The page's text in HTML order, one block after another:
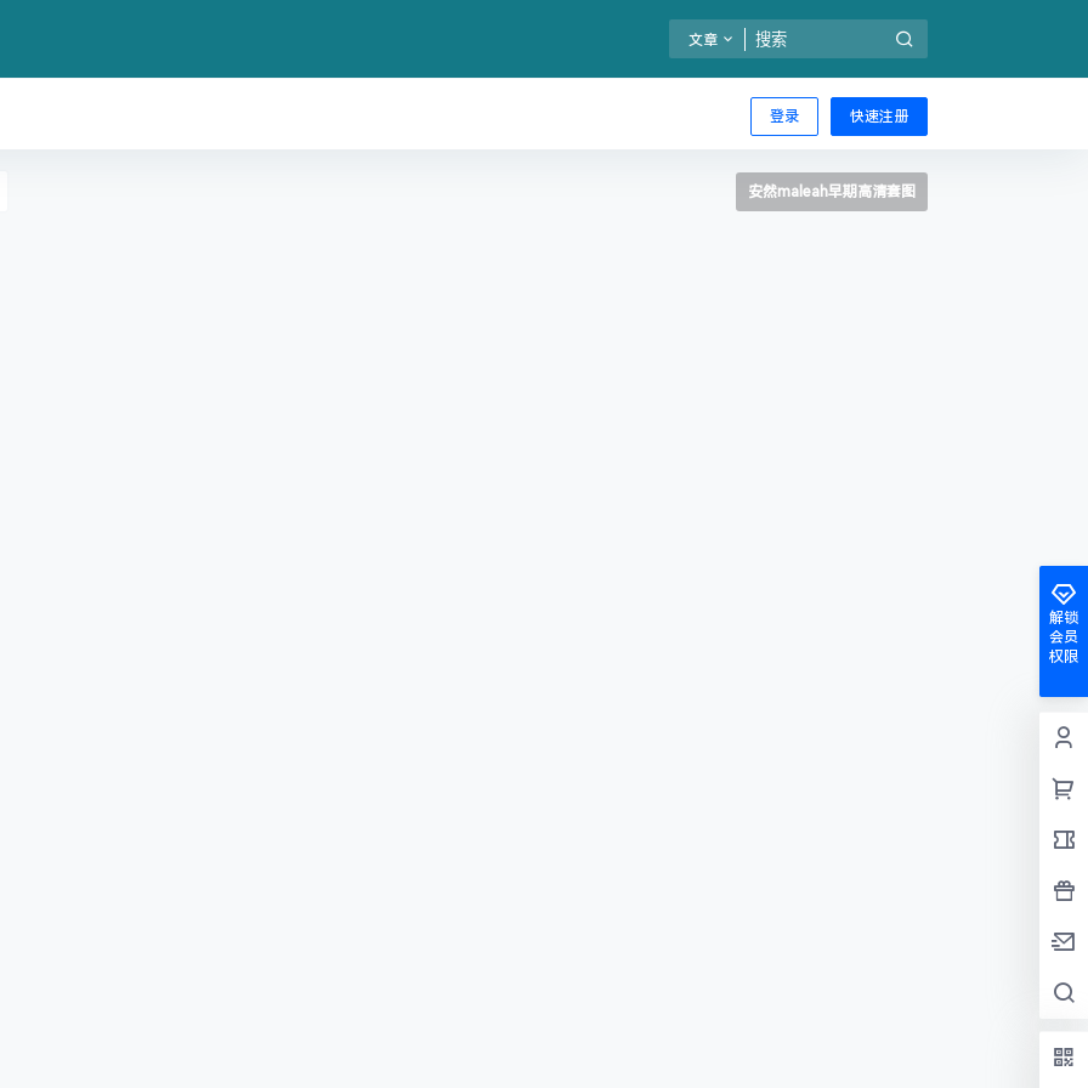
文章
登录 快速注册
安然maleah早期高清套图
解锁
会员
权限